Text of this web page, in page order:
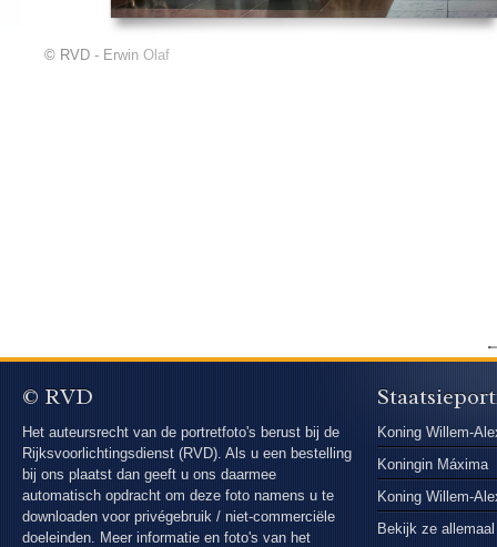
© RVD - Erwin Olaf
© RVD
Het auteursrecht van de portretfoto's berust bij de
Rijksvoorlichtingsdienst (RVD). Als u een bestelling
bij ons plaatst dan geeft u ons daarmee
automatisch opdracht om deze foto namens u te
downloaden voor privégebruik / niet-commerciële
doeleinden. Meer informatie en foto's van het
Koning Willem-
Koningin Máxima
Koning Willem-
Bekijk ze allemaal